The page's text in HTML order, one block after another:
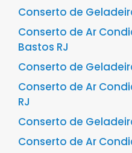
Conserto de
Conserto de Ar
Bastos RJ
Conserto de
Conserto de Ar
RJ
Conserto de
Conserto de Ar